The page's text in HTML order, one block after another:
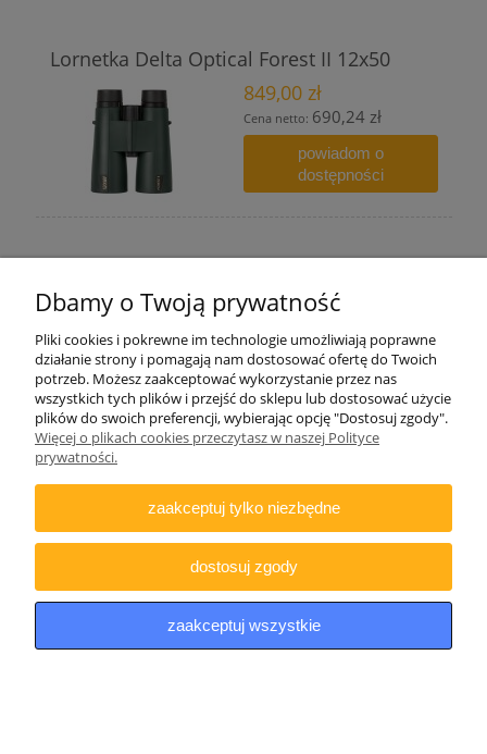
Lornetka Delta Optical Forest II 12x50
849,00 zł
Cena netto: 690,24 zł
powiadom o
dostępności
Lornetka Delta Optical Titanium 8x56
Cena netto:812,20 zł
do koszyka
Lornetka Delta Optical Titanium 9x63
1 249,00 zł
Cena netto:
dostępności
Dbamy o Twoją prywatność
Pliki cookies i pokrewne im technologie umożliwiają poprawne
działanie strony i pomagają nam dostosować ofertę do Twoich
potrzeb. Możesz zaakceptować wykorzystanie przez nas
wszystkich tych plików i przejść do sklepu lub dostosować użycie
plików do swoich preferencji, wybierając opcję "Dostosuj zgody".
Więcej o plikach cookies przeczytasz w naszej Polityce
prywatności.
zaakceptuj tylko niezbędne
dostosuj zgody
zaakceptuj wszystkie